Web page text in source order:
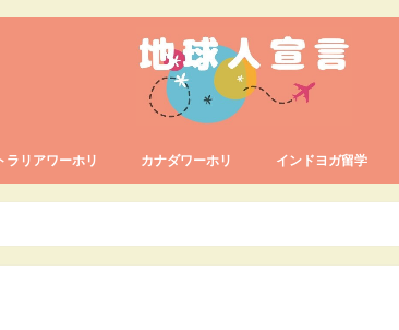
ラリアワーホリ
／シドニー編
／西オーストラリア編
／手続き
カナダワーホリ
カナダワーホリ/ヨガスタジオ巡り
カナダワーホリ/お金
カナダワーホリ/食べ物
カナダワーホリ／近況報告
カナダワーホリ/ 準備
カナダワーホリ/手続き
カナダワーホリ/ 仕事
インドヨガ留学